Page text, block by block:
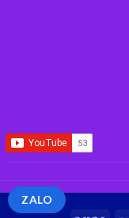
ZALO